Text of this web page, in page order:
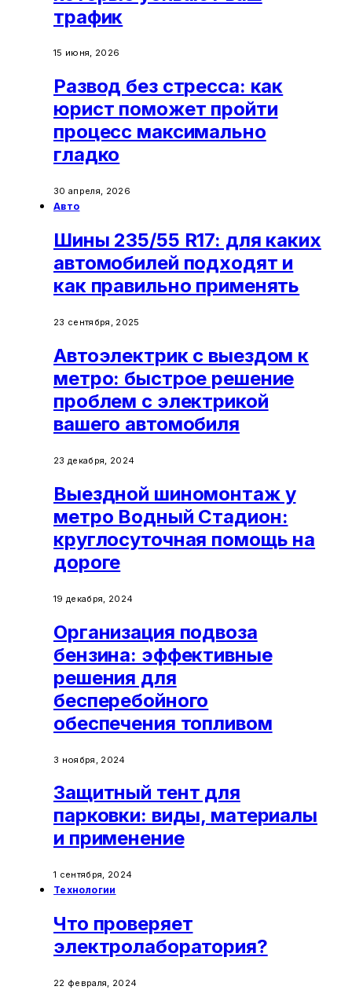
трафик
15 июня, 2026
Развод без стресса: как
юрист поможет пройти
процесс максимально
гладко
30 апреля, 2026
Авто
Шины 235/55 R17: для каких
автомобилей подходят и
как правильно применять
23 сентября, 2025
Автоэлектрик с выездом к
метро: быстрое решение
проблем с электрикой
вашего автомобиля
23 декабря, 2024
Выездной шиномонтаж у
метро Водный Стадион:
круглосуточная помощь на
дороге
19 декабря, 2024
Организация подвоза
бензина: эффективные
решения для
бесперебойного
обеспечения топливом
3 ноября, 2024
Защитный тент для
парковки: виды, материалы
и применение
1 сентября, 2024
Технологии
Что проверяет
электролаборатория?
22 февраля, 2024